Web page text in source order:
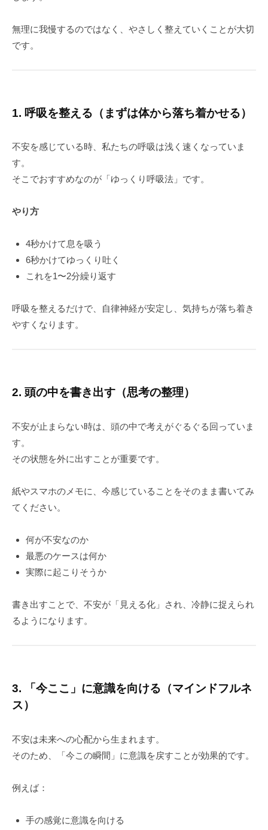
無理に我慢するのではなく、やさしく整えていくことが大切
です。
1. 呼吸を整える（まずは体から落ち着かせる）
不安を感じている時、私たちの呼吸は浅く速くなっていま
す。
そこでおすすめなのが「ゆっくり呼吸法」です。
やり方
4秒かけて息を吸う
6秒かけてゆっくり吐く
これを1〜2分繰り返す
呼吸を整えるだけで、自律神経が安定し、気持ちが落ち着き
やすくなります。
2. 頭の中を書き出す（思考の整理）
不安が止まらない時は、頭の中で考えがぐるぐる回っていま
す。
その状態を外に出すことが重要です。
紙やスマホのメモに、今感じていることをそのまま書いてみ
てください。
何が不安なのか
最悪のケースは何か
実際に起こりそうか
書き出すことで、不安が「見える化」され、冷静に捉えられ
るようになります。
3. 「今ここ」に意識を向ける（マインドフルネ
ス）
不安は未来への心配から生まれます。
そのため、「今この瞬間」に意識を戻すことが効果的です。
例えば：
手の感覚に意識を向ける